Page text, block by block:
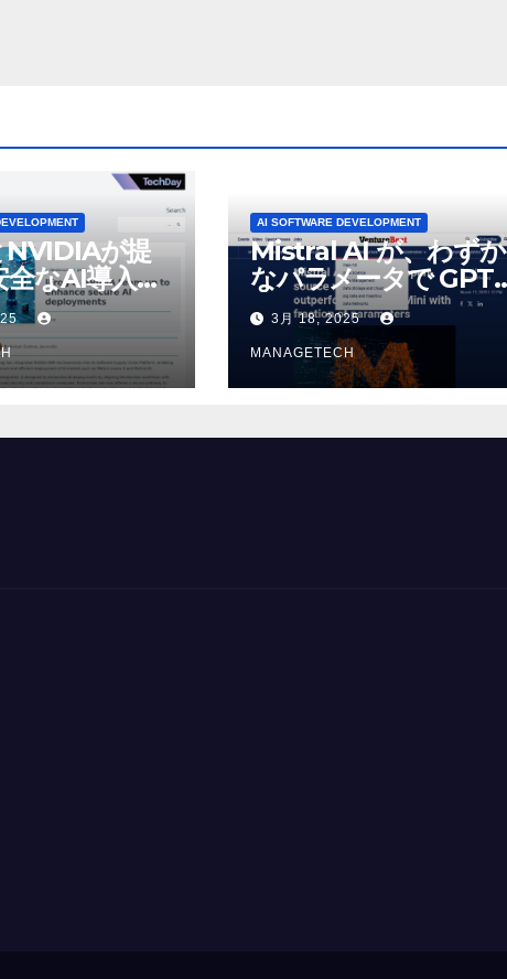
が提
全なAI導入を
AI SOFTWARE DEVELOPMENT
Mistral AI が、わずか
なパラメータで GPT-
4o Mini を上回る新し
いオープンソース モ
デルをリリース |
VentureBeat
3月 18, 2025
MANAGETECH